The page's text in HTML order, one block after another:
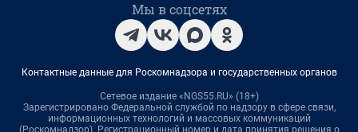
Мы в соцсетях
Контактные данные для Роскомнадзора и государственных органов
Сетевое издание «NGS55.RU» (18+)
Зарегистрировано Федеральной службой по надзору в сфере связи,
информационных технологий и массовых коммуникаций